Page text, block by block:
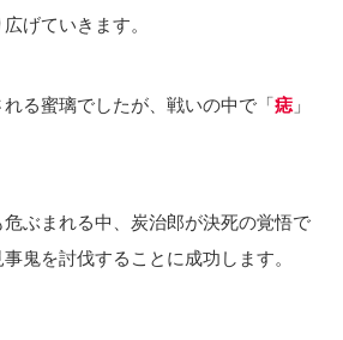
げていきます。
る蜜璃でしたが、戦いの中で「痣 」
ぶまれる中、炭治郎が決死の覚悟で
鬼を討伐することに成功します。